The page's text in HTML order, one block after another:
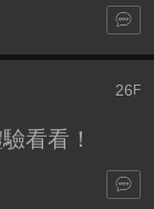
26 F
看看！